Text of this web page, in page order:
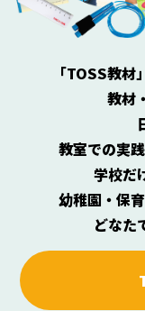
「TOSS教材
教材
教室での実
学校だ
幼稚園・保
どなた